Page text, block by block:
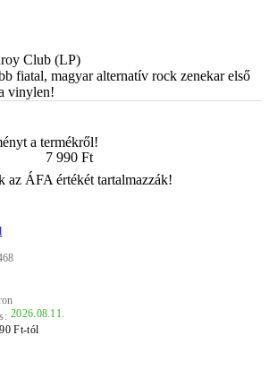
Club (LP)
fiatal, magyar alternatív rock zenekar első
vinylen!
a termékről!
7 990 Ft
az ÁFA értékét tartalmazzák!
2026.08.11.
Ft-tól